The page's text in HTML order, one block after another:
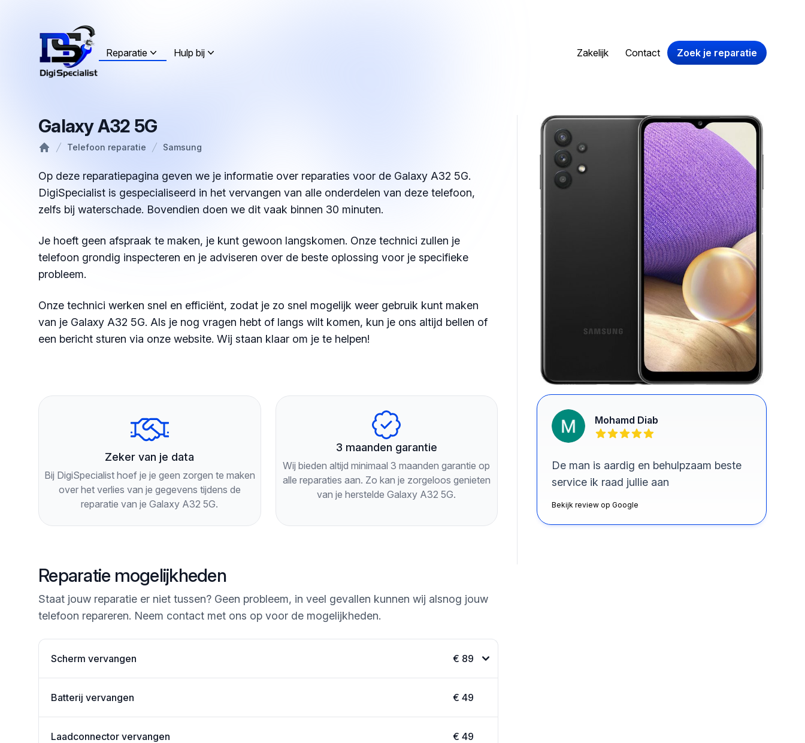
Reparatie Hulp bij Zakelijk Contact Zoek je reparatie
Galaxy A32 5G
Telefoon reparatie Samsung
Bekijk review op Google
De man is aardig en behulpzaam beste
service ik raad jullie aan
Mohamd Diab
Op deze reparatiepagina geven we je informatie over reparaties voor de Galaxy A32 5G.
DigiSpecialist is gespecialiseerd in het vervangen van alle onderdelen van deze telefoon,
zelfs bij waterschade. Bovendien doen we dit vaak binnen 30 minuten.
Je hoeft geen afspraak te maken, je kunt gewoon langskomen. Onze technici zullen je
telefoon grondig inspecteren en je adviseren over de beste oplossing voor je specifieke
probleem.
Onze technici werken snel en efficiënt, zodat je zo snel mogelijk weer gebruik kunt maken
van je Galaxy A32 5G. Als je nog vragen hebt of langs wilt komen, kun je ons altijd bellen of
een bericht sturen via onze website. Wij staan klaar om je te helpen!
Zeker van je data
Bij DigiSpecialist hoef je je geen zorgen te maken
over het verlies van je gegevens tijdens de
reparatie van je Galaxy A32 5G.
3 maanden garantie
Wij bieden altijd minimaal 3 maanden garantie op
alle reparaties aan. Zo kan je zorgeloos genieten
van je herstelde Galaxy A32 5G.
Reparatie mogelijkheden
Staat jouw reparatie er niet tussen? Geen probleem, in veel gevallen kunnen wij alsnog jouw
telefoon repareren. Neem contact met ons op voor de mogelijkheden.
Scherm vervangen € 89
Batterij vervangen € 49
Laadconnector vervangen € 49